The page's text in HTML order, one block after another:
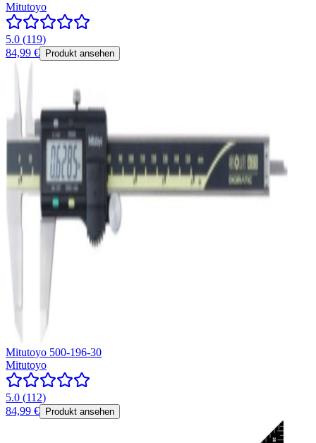
Mitutoyo
5.0 (119)
84,99 €
Produkt ansehen
Mitutoyo 500-196-30
Mitutoyo
5.0 (112)
84,99 €
Produkt ansehen